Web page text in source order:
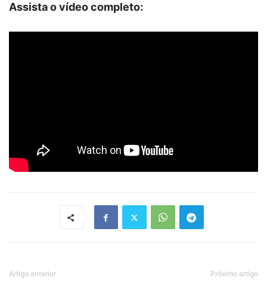
Assista o vídeo completo:
Artigo anterior Próximo artigo